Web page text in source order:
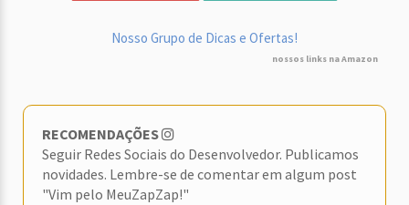
Nosso Grupo de Dicas e Ofertas!
nossos links na Amazon
RECOMENDAÇÕES
Seguir Redes Sociais do Desenvolvedor. Publicamos
novidades. Lembre-se de comentar em algum post
"Vim pelo MeuZapZap!"